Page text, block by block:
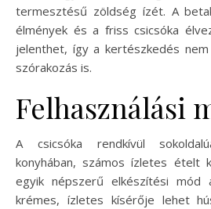
termesztésű zöldség ízét. A
élmények és a friss csicsóka
jelenthet, így a kertészkedés nem
szórakozás is.
Felhasználási
A csicsóka rendkívül
konyhában, számos ízletes ételt
egyik népszerű elkészítési mód
krémes, ízletes kísérője lehet